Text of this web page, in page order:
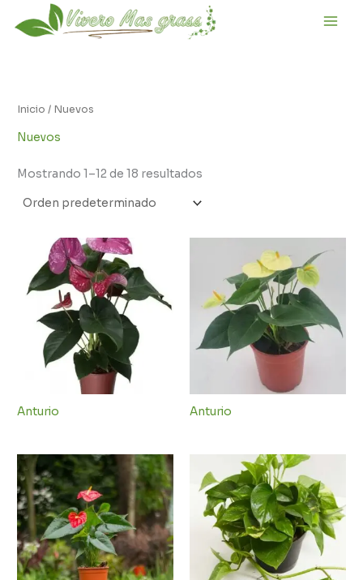
Inicio / Nuevos
Nuevos
Mostrando 1–12 de 18 resultados
Anturio Anturio